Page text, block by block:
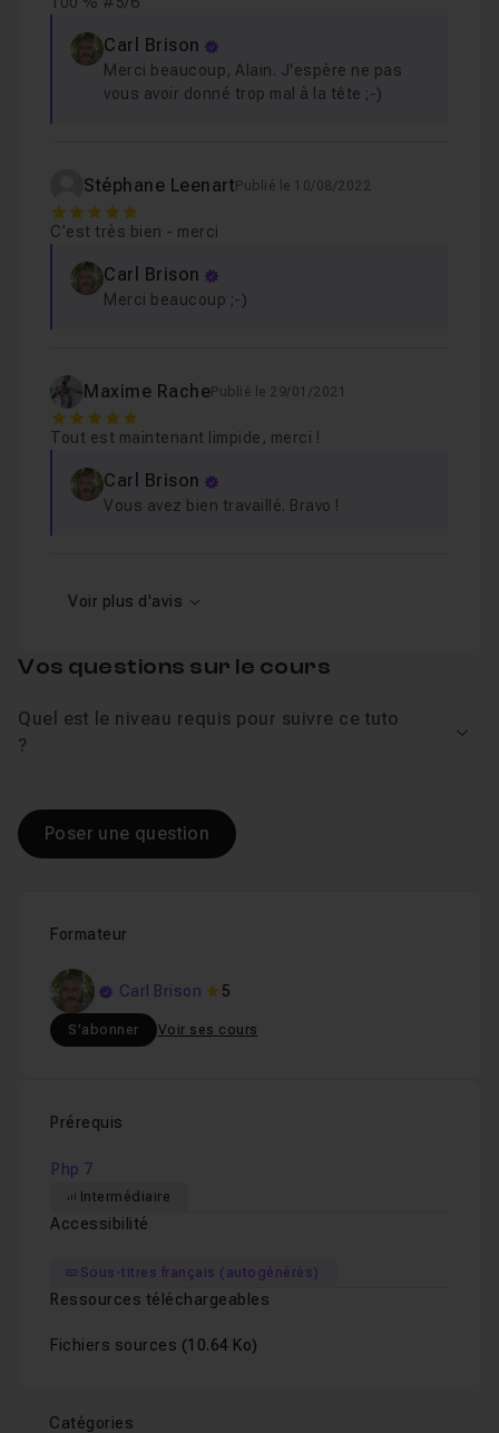
Carl Brison
Merci beaucoup, Alain. J'espère ne pas
vous avoir donné trop mal à la tête ;-)
Stéphane Leenart Publié le 10/08/2022
5
C’est très bien - merci
Carl Brison
Merci beaucoup ;-)
Maxime RachePublié le 29/01/2021
5
Tout est maintenant limpide, merci !
Carl Brison
Vous avez bien travaillé. Bravo !
Voir plus d'avis
Formateur
Carl Brison 5
S'abonner Voir ses cours
Prérequis
Php 7
Intermédiaire
Accessibilité
Sous-titres français (autogénérés)
Ressources téléchargeables
Fichiers sources (10.64 Ko)
Catégories
Vos questions sur le cours
Quel est le niveau requis pour suivre ce tuto
?
Poser une question